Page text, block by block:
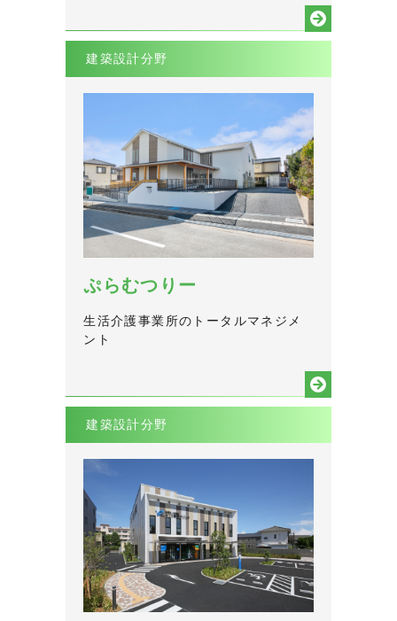
建築設計分野
ぷらむつりー
生活介護事業所のトータルマネジメ
ント
建築設計分野